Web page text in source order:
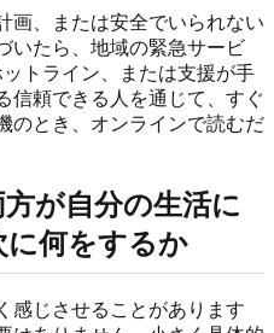
画、または安全でいられない
いたら、地域の緊急サービ
トライン、または支援が手
信頼できる人を通じて、すぐ
のとき、オンラインで読むだ
が自分の生活に
に何をするか
感じさせることがあります